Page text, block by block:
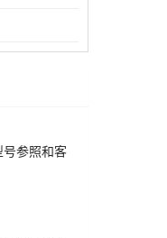
号参照和客